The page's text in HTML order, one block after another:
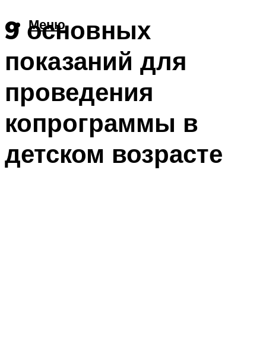
Меню
9 основных
показаний для
проведения
копрограммы в
детском возрасте